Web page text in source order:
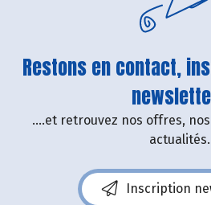
Restons en contact,
....et retrouvez nos offres,
actualités.
Inscription